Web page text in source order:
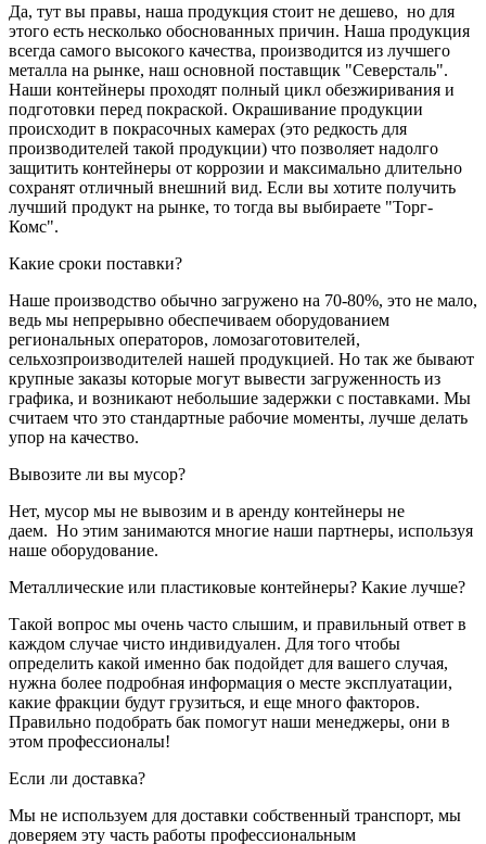
Да, тут вы правы, наша продукция стоит не дешево, но для
этого есть несколько обоснованных причин. Наша продукция
всегда самого высокого качества, производится из лучшего
металла на рынке, наш основной поставщик "Северсталь".
Наши контейнеры проходят полный цикл обезжиривания и
подготовки перед покраской. Окрашивание продукции
происходит в покрасочных камерах (это редкость для
производителей такой продукции) что позволяет надолго
защитить контейнеры от коррозии и максимально длительно
сохранят отличный внешний вид. Если вы хотите получить
лучший продукт на рынке, то тогда вы выбираете "Торг-
Комс".
Какие сроки поставки?
Наше производство обычно загружено на 70-80%, это не мало,
ведь мы непрерывно обеспечиваем оборудованием
региональных операторов, ломозаготовителей,
сельхозпроизводителей нашей продукцией. Но так же бывают
крупные заказы которые могут вывести загруженность из
графика, и возникают небольшие задержки с поставками. Мы
считаем что это стандартные рабочие моменты, лучше делать
упор на качество.
Вывозите ли вы мусор?
Нет, мусор мы не вывозим и в аренду контейнеры не
даем. Но этим занимаются многие наши партнеры, используя
наше оборудование.
Металлические или пластиковые контейнеры? Какие лучше?
Такой вопрос мы очень часто слышим, и правильный ответ в
каждом случае чисто индивидуален. Для того чтобы
определить какой именно бак подойдет для вашего случая,
нужна более подробная информация о месте эксплуатации,
какие фракции будут грузиться, и еще много факторов.
Правильно подобрать бак помогут наши менеджеры, они в
этом профессионалы!
Если ли доставка?
Мы не используем для доставки собственный транспорт, мы
доверяем эту часть работы профессиональным